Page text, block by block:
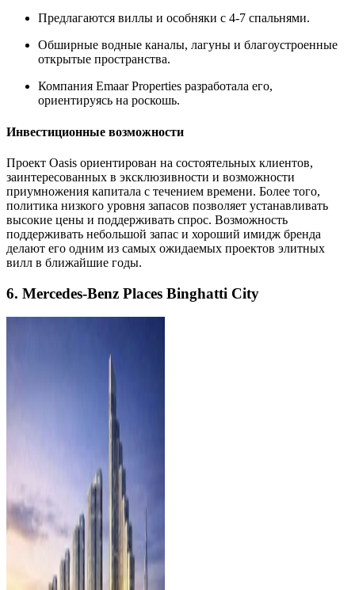
Предлагаются виллы и особняки с 4-7 спальнями.
Обширные водные каналы, лагуны и благоустроенные
открытые пространства.
Компания Emaar Properties разработала его,
ориентируясь на роскошь.
Инвестиционные возможности
Проект Oasis ориентирован на состоятельных клиентов,
заинтересованных в эксклюзивности и возможности
приумножения капитала с течением времени. Более того,
политика низкого уровня запасов позволяет устанавливать
высокие цены и поддерживать спрос. Возможность
поддерживать небольшой запас и хороший имидж бренда
делают его одним из самых ожидаемых проектов элитных
вилл в ближайшие годы.
6. Mercedes-Benz Places Binghatti City